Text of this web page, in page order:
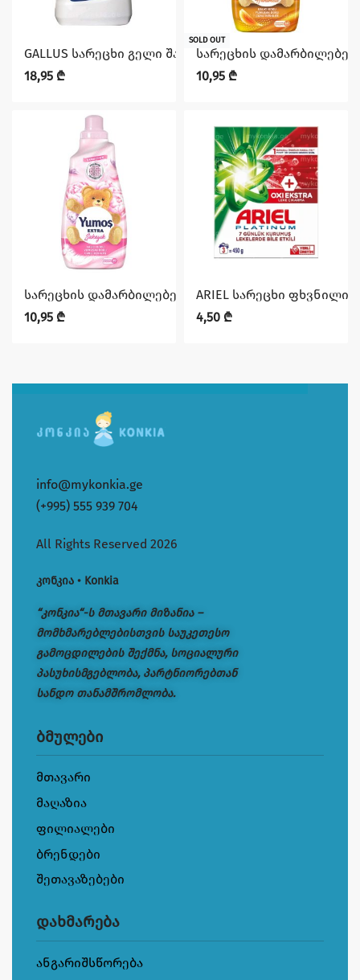
GALLUS სარეცხი გელი შავი და მუქი ქსოვილისთვის
18,95 ₾
SOLD OUT
სარეცხის
10,95 ₾
სარეცხის დამარბილებელი YUMOS სენსიტივი 1440
10,95 ₾
ARIEL სარეცხი ფხვნილი
4,50 ₾
info@mykonkia.ge
(+995) 555 939 704
All Rights Reserved 2026
კონკია • Konkia
“კონკია“-ს მთავარი მიზანია –
მომხმარებლებისთვის საუკეთესო
გამოცდილების შექმნა, სოციალური
პასუხისმგებლობა, პარტნიორებთან
სანდო თანამშრომლობა.
ბმულები
მთავარი
მაღაზია
ფილიალები
ბრენდები
შეთავაზებები
დახმარება
ანგარიშსწორება